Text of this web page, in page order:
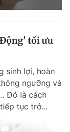
cáo
tối ưu
sinh lợi, hoàn
ngưỡng và
Đó là cách
tục trở...